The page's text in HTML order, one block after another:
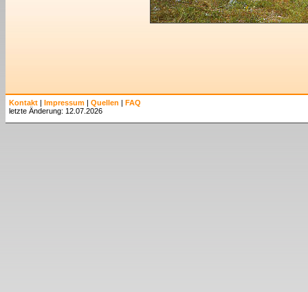
Kontakt | Impressum | Quellen | FAQ
letzte Änderung: 12.07.2026